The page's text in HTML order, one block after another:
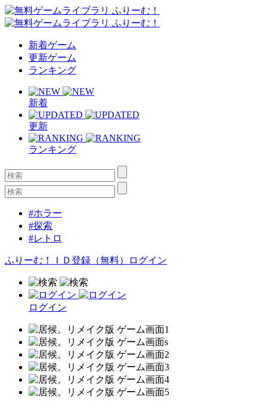
新着ゲーム
更新ゲーム
ランキング
新着
更新
ランキング
#ホラー
#探索
#レトロ
ふりーむ！ＩＤ登録（無料） ログイン
ログイン